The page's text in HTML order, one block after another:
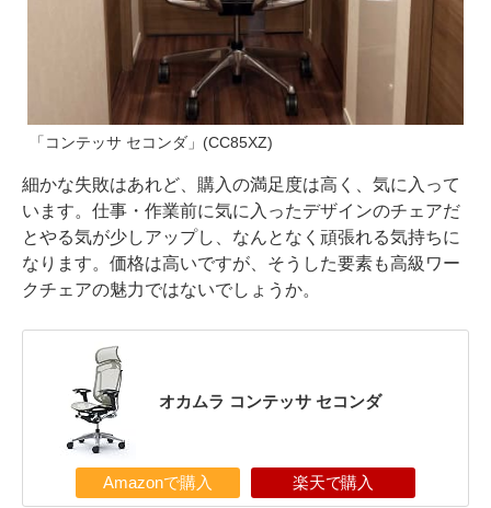
「コンテッサ セコンダ」(CC85XZ)
細かな失敗はあれど、購入の満足度は高く、気に入って
います。仕事・作業前に気に入ったデザインのチェアだ
とやる気が少しアップし、なんとなく頑張れる気持ちに
なります。価格は高いですが、そうした要素も高級ワー
クチェアの魅力ではないでしょうか。
オカムラ コンテッサ セコンダ
Amazonで購入 楽天で購入